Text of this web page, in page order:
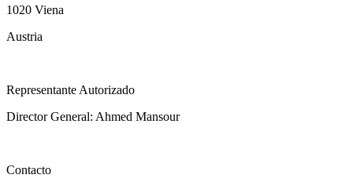
1020 Viena
Austria
Representante Autorizado
Director General: Ahmed Mansour
Contacto